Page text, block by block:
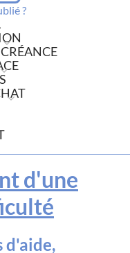
?
d'une
d'aide,